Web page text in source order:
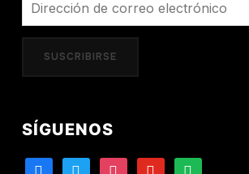
correo
electrónico
SUSCRIBIRSE
SÍGUENOS
facebooktwitter instagramyoutube spotify